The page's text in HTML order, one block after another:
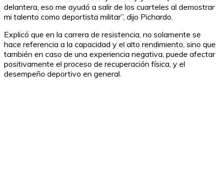
delantera, eso me ayudó a salir de los cuarteles al demostrar
mi talento como deportista militar”, dijo Pichardo.
Explicó que en la carrera de resistencia, no solamente se
hace referencia a la capacidad y el alto rendimiento, sino que
también en caso de una experiencia negativa, puede afectar
positivamente el proceso de recuperación física, y el
desempeño deportivo en general.